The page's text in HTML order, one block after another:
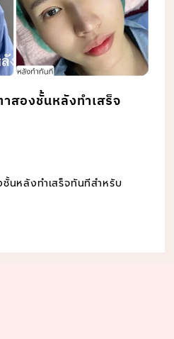
สองชั้นหลังทำเสร็จ
นหลังทำเสร็จทันทีสำหรับ